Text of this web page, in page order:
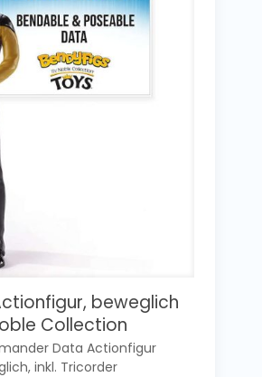
beweglich
Collection
Data Actionfigur
inkl. Tricorder